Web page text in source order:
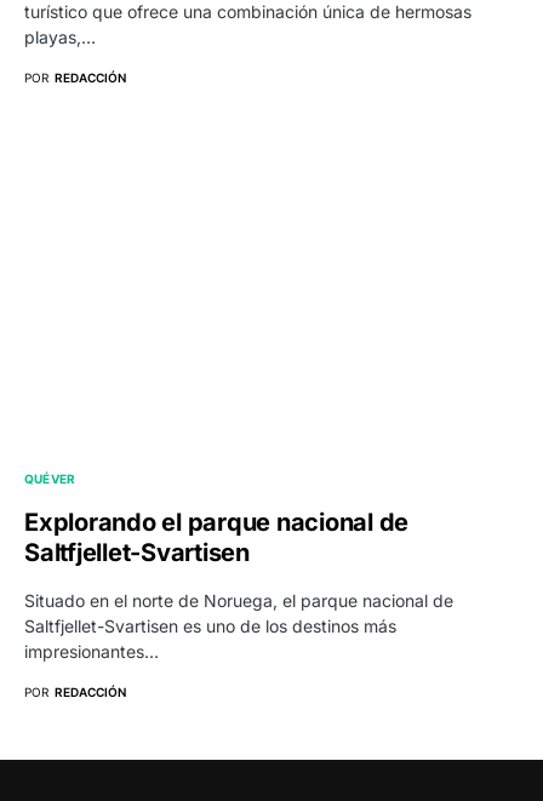
turístico que ofrece una combinación única de hermosas
playas,…
POR REDACCIÓN
QUÉ VER
Explorando el parque nacional de
Saltfjellet-Svartisen
Situado en el norte de Noruega, el parque nacional de
Saltfjellet-Svartisen es uno de los destinos más
impresionantes…
POR REDACCIÓN